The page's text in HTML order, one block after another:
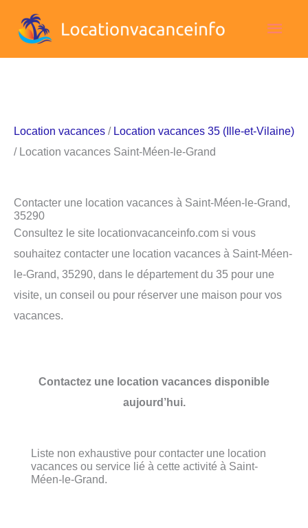
Location vacances / Location vacances 35 (Ille-et-Vilaine)
/ Location vacances Saint-Méen-le-Grand
Contacter une location vacances à Saint-Méen-le-Grand,
35290
Consultez le site locationvacanceinfo.com si vous
souhaitez contacter une location vacances à Saint-Méen-
le-Grand, 35290, dans le département du 35 pour une
visite, un conseil ou pour réserver une maison pour vos
vacances.
Contactez une location vacances disponible
aujourd’hui.
Liste non exhaustive pour contacter une location
vacances ou service lié à cette activité à Saint-
Méen-le-Grand.